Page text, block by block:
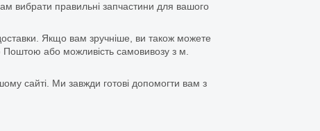
вибрати правильні запчастини для вашого
Якщо вам зручніше, ви також можете
або можливість самовивозу з м.
сайті. Ми завжди готові допомогти вам з